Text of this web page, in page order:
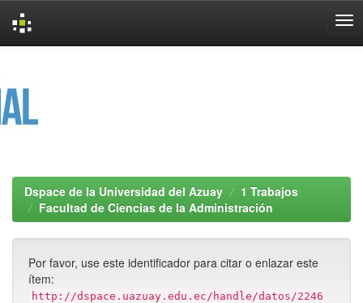
Dspace de la Universidad del Azuay
1 Trabajos
Facultad de Ciencias de la Administración
Por favor, use este identificador para citar o enlazar este
ítem:
http://dspace.uazuay.edu.ec/handle/datos/2246